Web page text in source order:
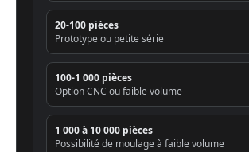
20-100 pièces
Prototype ou petite série
100-1 000 pièces
Option CNC ou faible volume
1 000 à 10 000 pièces
Possibilité de moulage à faible volume